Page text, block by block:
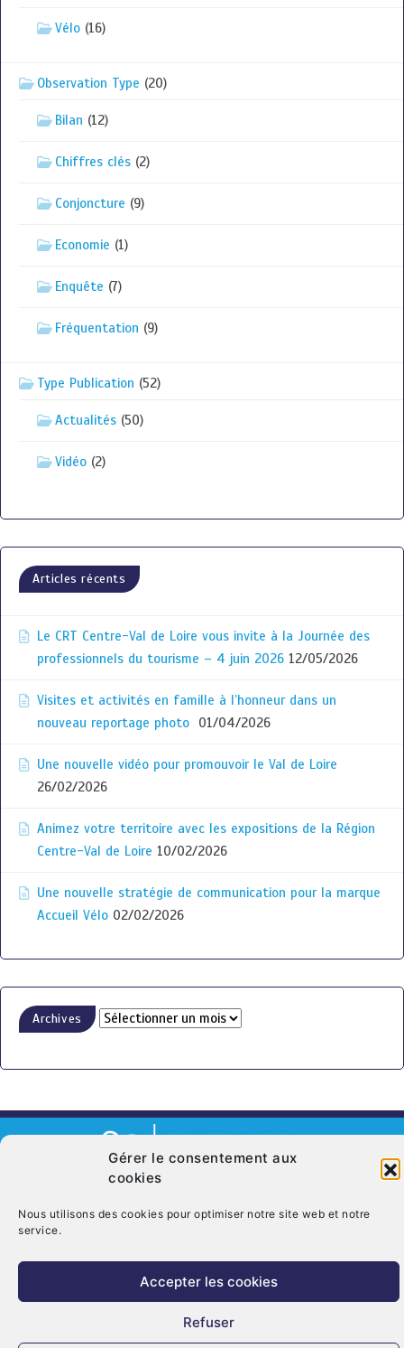
Gérer le consentement aux
cookies
Nous utilisons des cookies pour optimiser notre site web et notre
service.
Accepter les cookies
Refuser
Vélo (16)
Observation Type (20)
Bilan (12)
Chiffres clés (2)
Conjoncture (9)
Economie (1)
Enquête (7)
Fréquentation (9)
Type Publication (52)
Actualités (50)
Vidéo (2)
Articles récents
Le CRT Centre-Val de Loire vous invite à la Journée des
professionnels du tourisme – 4 juin 2026 12/05/2026
Visites et activités en famille à l’honneur dans un
nouveau reportage photo
01/04/2026
Une nouvelle vidéo pour promouvoir le Val de Loire
26/02/2026
Animez votre territoire avec les expositions de la Région
Centre-Val de Loire 10/02/2026
Une nouvelle stratégie de communication pour la marque
Accueil Vélo 02/02/2026
Archives
Qui sommes nous ? Mentions légales Politique de cookies (UE)